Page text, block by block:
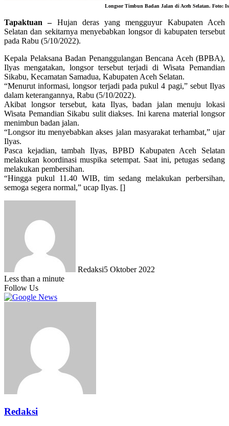
Longsor Timbun Badan Jalan di Aceh Selatan. Foto:
Tapaktuan – Hujan deras yang mengguyur Kabupaten Aceh
Selatan dan sekitarnya menyebabkan longsor di kabupaten tersebut
pada Rabu (5/10/2022).
Kepala Pelaksana Badan Penanggulangan Bencana Aceh (BPBA),
Ilyas mengatakan, longsor tersebut terjadi di Wisata Pemandian
Sikabu, Kecamatan Samadua, Kabupaten Aceh Selatan.
“Menurut informasi, longsor terjadi pada pukul 4 pagi,” sebut Ilyas
dalam keterangannya, Rabu (5/10/2022).
Akibat longsor tersebut, kata Ilyas, badan jalan menuju lokasi
Wisata Pemandian Sikabu sulit diakses. Ini karena material longsor
menimbun badan jalan.
“Longsor itu menyebabkan akses jalan masyarakat terhambat,” ujar
Ilyas.
Pasca kejadian, tambah Ilyas, BPBD Kabupaten Aceh Selatan
melakukan koordinasi muspika setempat. Saat ini, petugas sedang
melakukan pembersihan.
“Hingga pukul 11.40 WIB, tim sedang melakukan perbersihan,
semoga segera normal,” ucap Ilyas. []
Redaksi5 Oktober 2022
Less than a minute
Follow Us
Redaksi